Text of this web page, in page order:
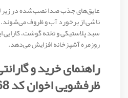
عایق‌های جذب صدا نصب‌شده در
ناشی از برخورد آب و ظروف می‌شوند.
سبد پلاستیکی و تخته گوشت، کارایی
روزمره آشپزخانه افزایش می‌دهد.
راهنمای خرید و
ظرفشویی اخوان کد 368